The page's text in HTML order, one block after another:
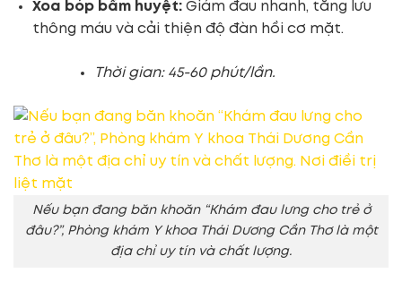
Xoa bóp bấm huyệt:Giảm đau nhanh, tăng lưu
thông máu và cải thiện độ đàn hồi cơ mặt.
Thời gian: 45-60 phút/lần.
Nếu bạn đang băn khoăn “Khám đau lưng cho trẻ ở
đâu?”, Phòng khám Y khoa Thái Dương Cần Thơ là một
địa chỉ uy tín và chất lượng.